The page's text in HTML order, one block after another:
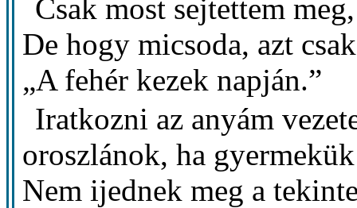
Csak most sejtettem
De hogy micsoda, azt
„A fehér kezek napján.”
Iratkozni az anyám
oroszlánok, ha
Nem ijednek meg a